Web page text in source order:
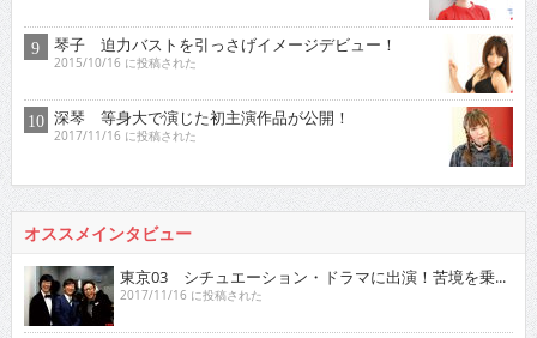
琴子 迫力バストを引っさげイメージデビュー！
2015/10/16 に投稿された
深琴 等身大で演じた初主演作品が公開！
2017/11/16 に投稿された
オススメインタビュー
東京03 シチュエーション・ドラマに出演！苦境を乗...
2017/11/16 に投稿された